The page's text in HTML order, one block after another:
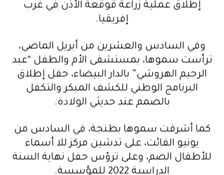
إطلاق عملية زراعة قوقعة الأذن في غرب
إفريقيا.
وفي السادس والعشرين من أبريل الماضي،
ترأست سموها، بمستشفى الأم والطفل “عبد
الرحيم الهروشي” بالدار البيضاء، حفل إطلاق
البرنامج الوطني للكشف المبكر والتكفل
بالصمم عند حديثي الولادة.
كما أشرفت سموها بطنجة، في السادس من
يونيو الفائت، على تدشين مركز للا أسماء
للأطفال الصم، وعلى ترؤس حفل نهاية السنة
الدراسية 2022 للمؤسسة.